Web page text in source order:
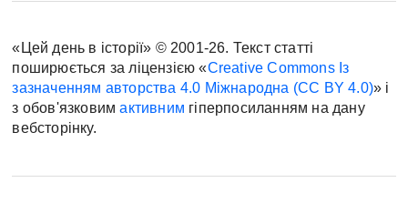
«Цей день в історії» © 2001-26. Текст статті
поширюється за ліцензією «Creative Commons Із
зазначенням авторства 4.0 Міжнародна (CC BY 4.0)» і
з обов'язковимактивним гіперпосиланням на дану
вебсторінку.